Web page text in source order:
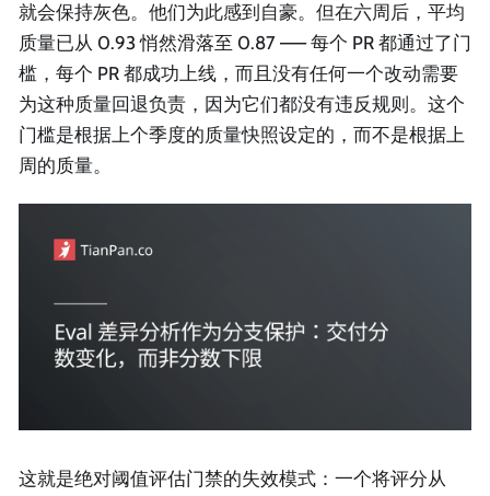
就会保持灰色。他们为此感到自豪。但在六周后，平均
质量已从 0.93 悄然滑落至 0.87 —— 每个 PR 都通过了门
槛，每个 PR 都成功上线，而且没有任何一个改动需要
为这种质量回退负责，因为它们都没有违反规则。这个
门槛是根据上个季度的质量快照设定的，而不是根据上
周的质量。
这就是绝对阈值评估门禁的失效模式：一个将评分从